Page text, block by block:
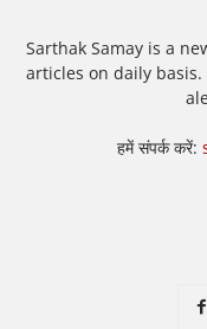
Sarthak Samay is a
articles on daily
हमें संपर्क करें: